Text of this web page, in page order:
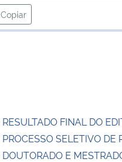
Copiar
para área de transferência
RESULTADO FINAL DO
PROCESSO SELETIVO DE
DOUTORADO E